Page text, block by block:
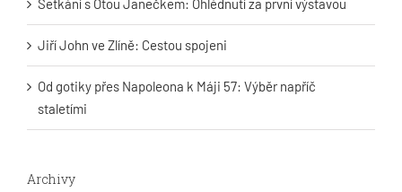
Setkání s Otou Janečkem: Ohlédnutí za první výstavou
Jiří John ve Zlíně: Cestou spojeni
Od gotiky přes Napoleona k Máji 57: Výběr napříč
staletími
Archivy